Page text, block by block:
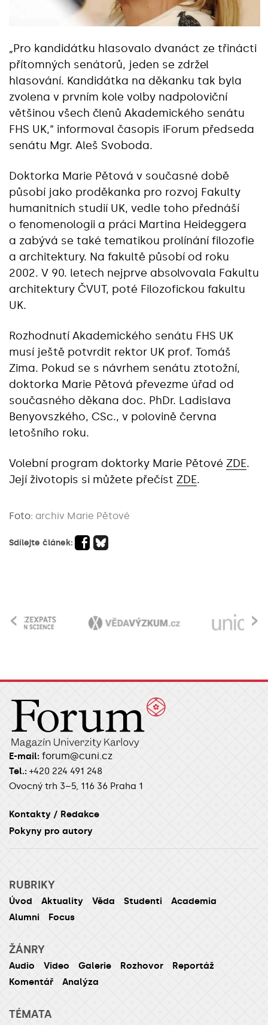
„Pro kandidátku hlasovalo dvanáct ze třinácti
přítomných senátorů, jeden se zdržel
hlasování. Kandidátka na děkanku tak byla
zvolena v prvním kole volby nadpoloviční
většinou všech členů Akademického senátu
FHS UK,“ informoval časopis iForum předseda
senátu Mgr. Aleš Svoboda.
Doktorka Marie Pětová v současné době
působí jako proděkanka pro rozvoj Fakulty
humanitních studií UK, vedle toho přednáší
o fenomenologii a práci Martina Heideggera
a zabývá se také tematikou prolínání filozofie
a architektury. Na fakultě působí od roku
2002. V 90. letech nejprve absolvovala Fakultu
architektury ČVUT, poté Filozofickou fakultu
UK.
Rozhodnutí Akademického senátu FHS UK
musí ještě potvrdit rektor UK prof. Tomáš
Zima. Pokud se s návrhem senátu ztotožní,
doktorka Marie Pětová převezme úřad od
současného děkana doc. PhDr. Ladislava
Benyovszkého, CSc., v polovině června
letošního roku.
Volební program doktorky Marie Pětové ZDE.
Její životopis si můžete přečíst ZDE.
Foto: archiv Marie Pětové
Sdílejte článek:
›
‹
E-mail: forum@cuni.cz
Tel.: +420 224 491 248
Ovocný trh 3–5, 116 36 Praha 1
Kontakty / Redakce
Pokyny pro autory
RUBRIKY
Úvod Aktuality Věda Studenti
Academia
Alumni
Focus
ŽÁNRY
Audio Video Galerie Rozhovor
Reportáž
Komentář
Analýza
TÉMATA